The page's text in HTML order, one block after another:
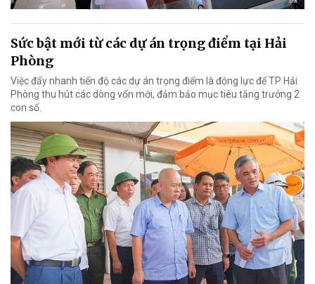
Sức bật mới từ các dự án trọng điểm tại Hải
Phòng
Việc đẩy nhanh tiến độ các dự án trọng điểm là động lực để TP Hải
Phòng thu hút các dòng vốn mới, đảm bảo mục tiêu tăng trưởng 2
con số.